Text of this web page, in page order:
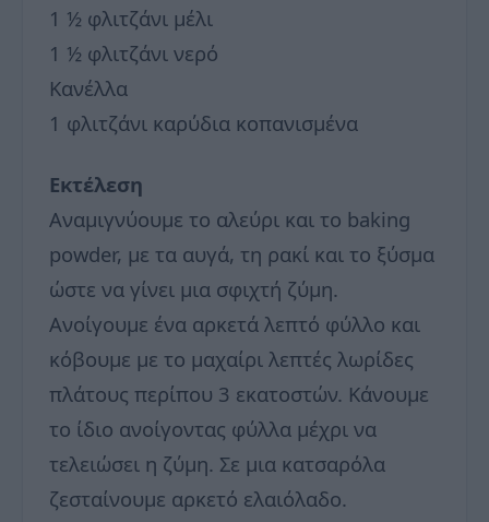
1 ½ φλιτζάνι μέλι
1 ½ φλιτζάνι νερό
Κανέλλα
1 φλιτζάνι καρύδια κοπανισμένα
Εκτέλεση
Αναμιγνύουμε το αλεύρι και το baking
powder, με τα αυγά, τη ρακί και το ξύσμα
ώστε να γίνει μια σφιχτή ζύμη.
Ανοίγουμε ένα αρκετά λεπτό φύλλο και
κόβουμε με το μαχαίρι λεπτές λωρίδες
πλάτους περίπου 3 εκατοστών. Κάνουμε
το ίδιο ανοίγοντας φύλλα μέχρι να
τελειώσει η ζύμη. Σε μια κατσαρόλα
ζεσταίνουμε αρκετό ελαιόλαδο.